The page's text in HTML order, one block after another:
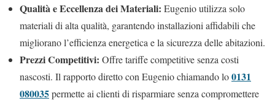
Qualità e Eccellenza dei Materiali: Eugenio utilizza solo
materiali di alta qualità, garantendo installazioni affidabili che
migliorano l’efficienza energetica e la sicurezza delle abitazioni.
Prezzi Competitivi: Offre tariffe competitive senza costi
nascosti. Il rapporto diretto con Eugenio chiamando lo0131
080035permette ai clienti di risparmiare senza compromettere